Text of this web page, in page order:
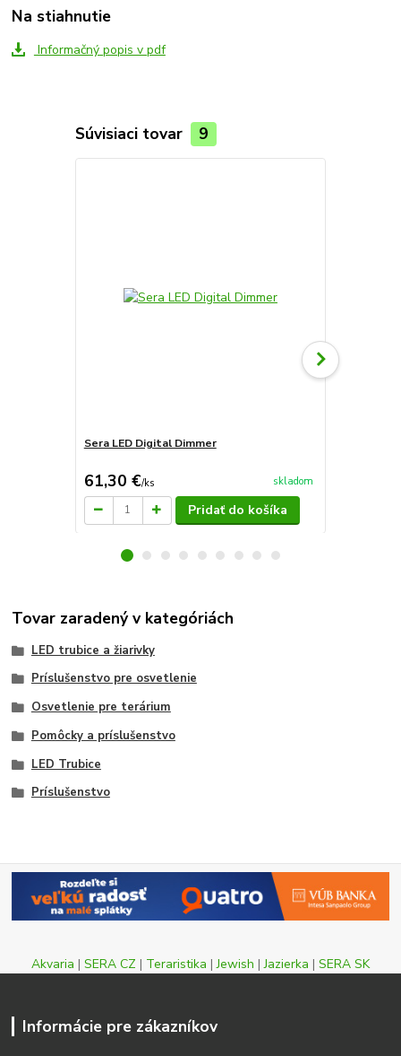
Na stiahnutie
Informačný popis v pdf
Súvisiaci tovar 9
Sera LED Digital Dimmer
61,30 €/ks skladom
Pridať do košíka
Tovar zaradený v kategóriách
LED trubice a žiarivky
Príslušenstvo pre osvetlenie
Osvetlenie pre terárium
Pomôcky a príslušenstvo
LED Trubice
Príslušenstvo
Akvaria | SERA CZ | Teraristika |Jewish |Jazierka | SERA SK
Informácie pre zákazníkov